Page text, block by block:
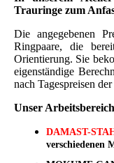
Trauringe zum
Die angegebenen
Ringpaare, die
Orientierung. Sie
eigenständige
nach Tagespreisen
Unser
DAMAST-
verschiedenen